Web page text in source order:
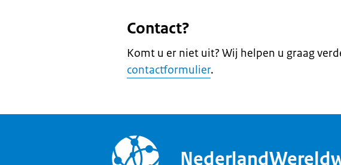
Contact?
Komt u er niet uit? Wij helpen u graag
contactformulier.